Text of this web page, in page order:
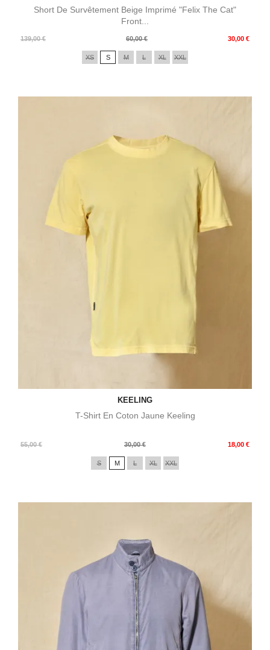
Short De Survêtement Beige Imprimé "Felix The Cat"
Front...
139,00 €
Prix
60,00 € 30,00 €
Prix
XS S M L XL XXL
KEELING
T-Shirt En Coton Jaune Keeling
55,00 €
Prix
30,00 € 18,00 €
Prix
S M L XL XXL